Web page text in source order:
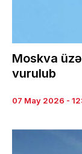
Moskva
vurulub
07 May 2026 -